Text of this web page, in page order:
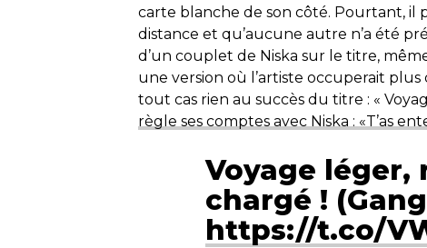
carte blanche de son côté. Pourtant, il
distance et qu’aucune autre n’a été
d’un couplet de Niska sur le titre,
une version où l’artiste occuperait plus
tout cas rien au succès du titre : «
règle ses comptes avec Niska : «T’as
Voyage léger,
chargé !
https://t.co/